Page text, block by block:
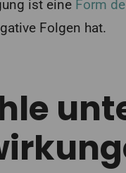
ist eine Form
Folgen hat.